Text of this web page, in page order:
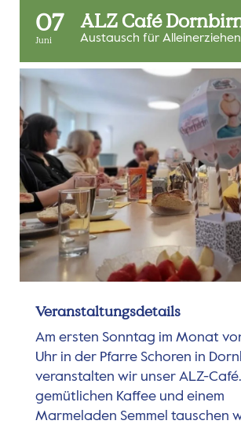
07
Juni
ALZ Café
Austausch für
Veranstaltungsdetails
Am ersten Sonntag im Monat von
Uhr in der Pfarre Schoren in
veranstalten wir unser ALZ-
gemütlichen Kaffee und einem
Marmeladen Semmel tauschen